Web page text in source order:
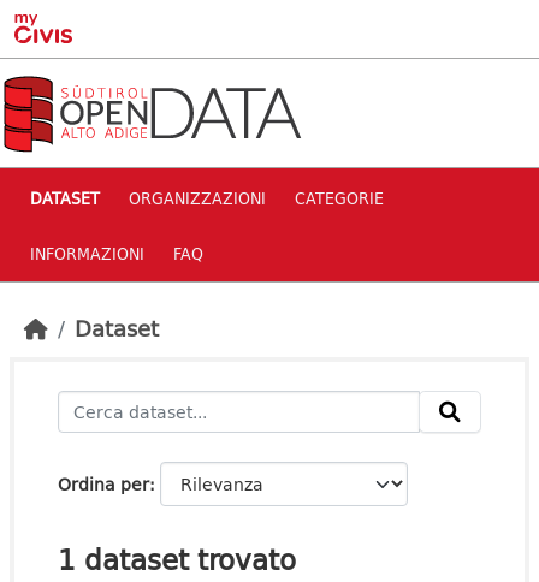
Skip to main content
DATASET ORGANIZZAZIONI CATEGORIE
INFORMAZIONI FAQ
Dataset
Ordina per
1 dataset trovato